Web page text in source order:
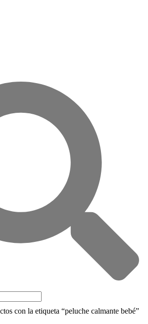
con la etiqueta “peluche calmante bebé”